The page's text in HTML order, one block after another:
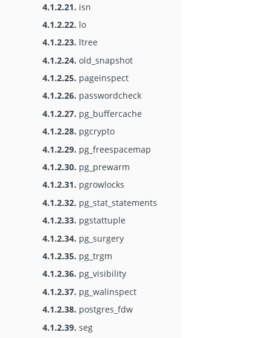
4.1.2.21. isn
4.1.2.22. lo
4.1.2.23. ltree
4.1.2.24. old_snapshot
4.1.2.25. pageinspect
4.1.2.26. passwordcheck
4.1.2.27. pg_buffercache
4.1.2.28. pgcrypto
4.1.2.29. pg_freespacemap
4.1.2.30. pg_prewarm
4.1.2.31. pgrowlocks
4.1.2.32. pg_stat_statements
4.1.2.33. pgstattuple
4.1.2.34. pg_surgery
4.1.2.35. pg_trgm
4.1.2.36. pg_visibility
4.1.2.37. pg_walinspect
4.1.2.38. postgres_fdw
4.1.2.39. seg